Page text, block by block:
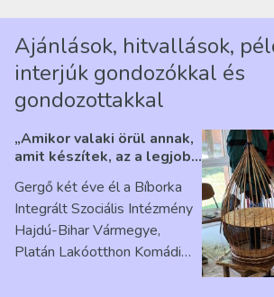
Ajánlások, hitvallások,
interjúk gondozókkal és
gondozottakkal
„Amikor valaki örül annak,
amit készítek, az a legjobb
Ribárszky Gergő ellátottal
Gergő két éve él a Bíborka
Integrált Szociális Intézmény
Hajdú-Bihar Vármegye,
Platán Lakóotthon Komádi